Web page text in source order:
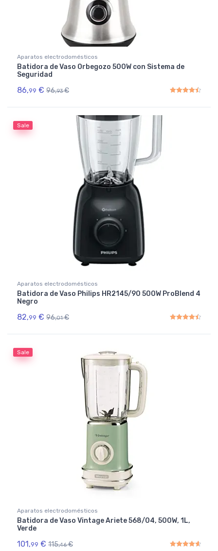
Aparatos electrodomésticos
Batidora de Vaso Orbegozo 500W con Sistema de
Seguridad
86,99 € 96,93 €
Sale
Aparatos electrodomésticos
Batidora de Vaso Philips HR2145/90 500W ProBlend 4
Negro
82,99 € 96,01 €
Sale
Aparatos electrodomésticos
Batidora de Vaso Vintage Ariete 568/04, 500W, 1L,
Verde
101,99 € 115,46 €